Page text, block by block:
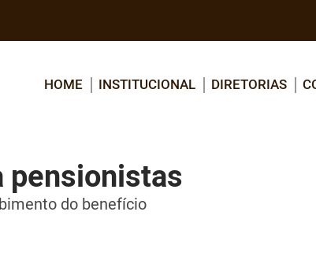
HOME INSTITUCIONAL DIRETORIAS
pensionistas
do benefício